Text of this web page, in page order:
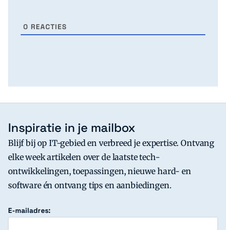
0 REACTIES
Inspiratie in je mailbox
Blijf bij op IT-gebied en verbreed je expertise. Ontvang
elke week artikelen over de laatste tech-
ontwikkelingen, toepassingen, nieuwe hard- en
software én ontvang tips en aanbiedingen.
E-mailadres: